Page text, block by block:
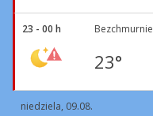
23 - 00 h Bezchmurnie
23°
niedziela, 09.08.